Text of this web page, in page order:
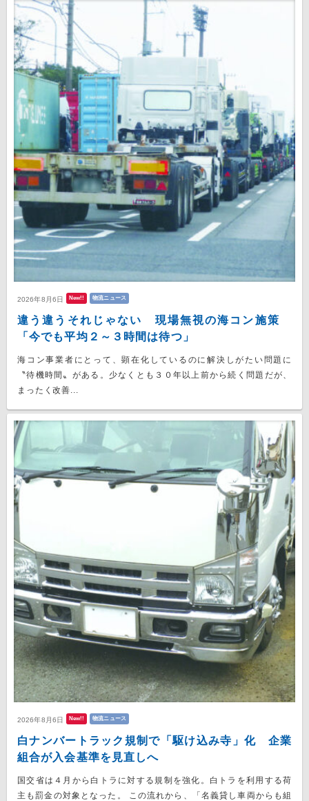
2026年8月6日 New!! 物流ニュース
違う違うそれじゃない 現場無視の海コン施策
「今でも平均２～３時間は待つ」
海コン事業者にとって、顕在化しているのに解決しがたい問題に
〝待機時間〟がある。少なくとも３０年以上前から続く問題だが、
まったく改善...
2026年8月6日 New!! 物流ニュース
白ナンバートラック規制で「駆け込み寺」化 企業
組合が入会基準を見直しへ
国交省は４月から白トラに対する規制を強化。白トラを利用する荷
主も罰金の対象となった。 この流れから、「名義貸し車両からも組